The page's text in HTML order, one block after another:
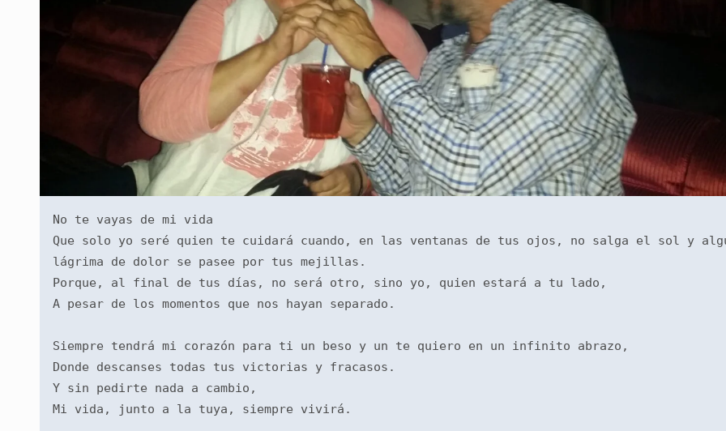
No te vayas de mi vida
Que solo yo seré quien te cuidará cuando, en las ventanas de tus ojos, no salga el sol y
lágrima de dolor se pasee por tus mejillas.
Porque, al final de tus días, no será otro, sino yo, quien estará a tu lado,
A pesar de los momentos que nos hayan separado.
Siempre tendrá mi corazón para ti un beso y un te quiero en un infinito abrazo,
Donde descanses todas tus victorias y fracasos.
Y sin pedirte nada a cambio,
Mi vida, junto a la tuya, siempre vivirá.